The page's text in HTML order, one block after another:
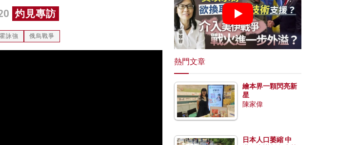
灼見專訪
霍詠強 俄烏戰爭
熱門文章
繪本界一顆閃亮新
星
陳家偉
日本人口萎縮 中